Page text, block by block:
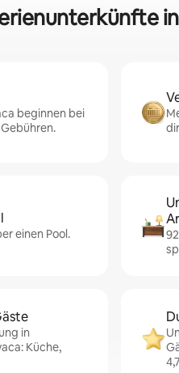
beginnen bei
einen Pool.
in
Küche,